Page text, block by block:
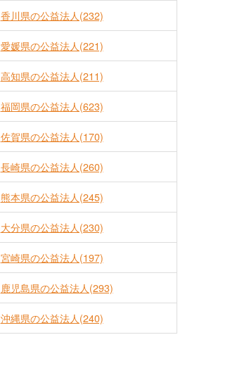
香川県の公益法人(232)
愛媛県の公益法人(221)
高知県の公益法人(211)
福岡県の公益法人(623)
佐賀県の公益法人(170)
長崎県の公益法人(260)
熊本県の公益法人(245)
大分県の公益法人(230)
宮崎県の公益法人(197)
鹿児島県の公益法人(293)
沖縄県の公益法人(240)